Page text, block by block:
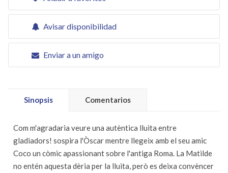
Avisar disponibilidad
Enviar a un amigo
Sinopsis Comentarios
Com m'agradaria veure una autèntica lluita entre
gladiadors! ­sospira l'Òscar mentre llegeix amb el seu amic
Coco un còmic apassionant sobre l'antiga Roma. La Matilde
no entén aquesta dèria per la lluita, però es deixa convèncer